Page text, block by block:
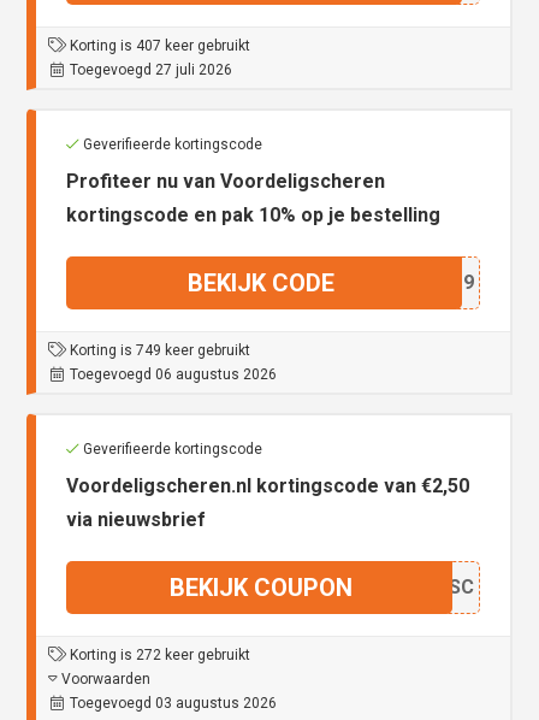
Korting is 407 keer gebruikt
Toegevoegd 27 juli 2026
Geverifieerde kortingscode
Profiteer nu van Voordeligscheren
kortingscode en pak 10% op je bestelling
102_9
BEKIJK CODE
Korting is 749 keer gebruikt
Toegevoegd 06 augustus 2026
Geverifieerde kortingscode
Voordeligscheren.nl kortingscode van €2,50
via nieuwsbrief
OEDSC
BEKIJK COUPON
Korting is 272 keer gebruikt
Voorwaarden
Toegevoegd 03 augustus 2026